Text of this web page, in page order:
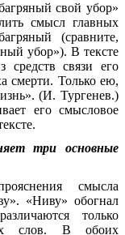
свой убор»
смысл главных
(сравните,
убор»). В тексте
средств связи его
смерти. Только ею,
(И. Тургенев.)
его смысловое
три основные
смысла
«Ниву» обогнал
только
слов. В обоих